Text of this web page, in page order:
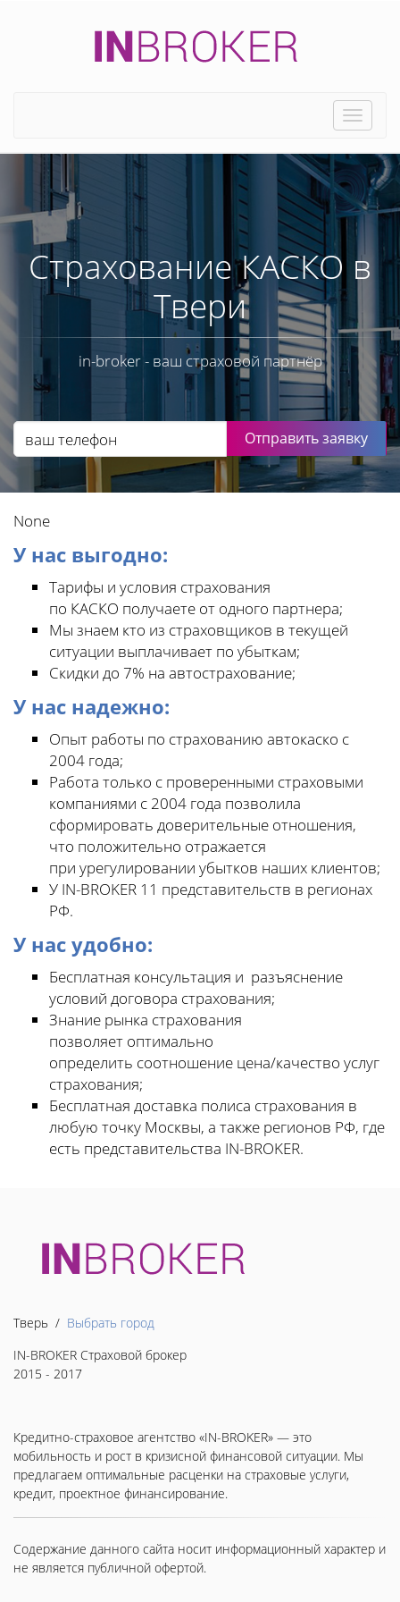
Toggle
Страхование КАСКО в
Твери
in-broker - ваш страховой партнёр
Отправить заявку
None
У нас выгодно:
Тарифы и условия страхования
по КАСКО получаете от одного партнера;
Мы знаем кто из страховщиков в текущей
ситуации выплачивает по убыткам;
Скидки до 7% на автострахование;
У нас надежно:
Опыт работы по страхованию автокаско с
2004 года;
Работа только с проверенными страховыми
компаниями с 2004 года позволила
сформировать доверительные отношения,
что положительно отражается
при урегулировании убытков наших клиентов;
У IN-BROKER 11 представительств в регионах
РФ.
У нас удобно:
Бесплатная консультация и разъяснение
условий договора страхования;
Знание рынка страхования
позволяет оптимально
определить соотношение цена/качество услуг
страхования;
Бесплатная доставка полиса страхования в
любую точку Москвы, а также регионов РФ, где
есть представительства IN-BROKER.
Тверь / Выбрать город
IN-BROKER Страховой брокер
2015 - 2017
Кредитно-страховое агентство «IN-BROKER» — это
мобильность и рост в кризисной финансовой ситуации. Мы
предлагаем оптимальные расценки на страховые услуги,
кредит, проектное финансирование.
Содержание данного сайта носит информационный характер и
не является публичной офертой.